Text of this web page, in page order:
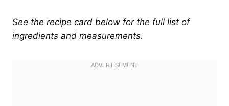
See the recipe card below for the full list of
ingredients and measurements.